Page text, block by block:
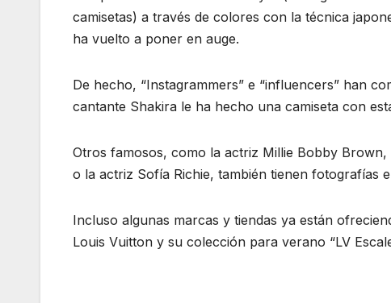
camisetas) a través de colores con la técnica
ha vuelto a poner en auge.
De hecho, “Instagrammers” e “influencers” han
cantante Shakira le ha hecho una camiseta con
Otros famosos, como la actriz Millie Bobby
o la actriz Sofía Richie, también tienen fotografías
Incluso algunas marcas y tiendas ya están
Louis Vuitton y su colección para verano “LV